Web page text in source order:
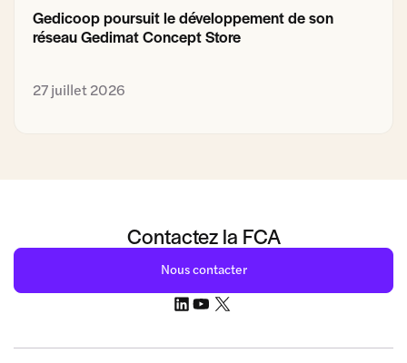
Gedicoop poursuit le développement de son
réseau Gedimat Concept Store
27 juillet 2026
Contactez la FCA
Nous contacter